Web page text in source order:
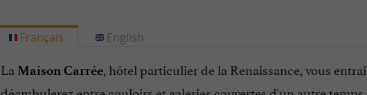
Français
La Maison Carrée, hôtel particulier de la Renaissance, vous
English